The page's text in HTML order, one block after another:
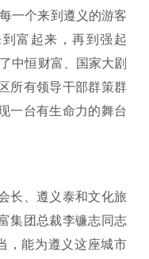
一个来到遵义的游客
富起来，再到强起
中恒财富、国家大剧
所有领导干部群策群
一台有生命力的舞台
长、遵义泰和文化旅
集团总裁李镰志同志
，能为遵义这座城市